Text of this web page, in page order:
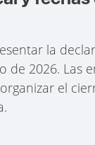
la
de 2026. Las
el